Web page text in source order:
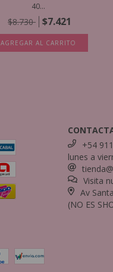
40...
$8.730 $7.421
AGREGAR AL CARRITO
+54
lunes a
Visita
Av
(NO ES